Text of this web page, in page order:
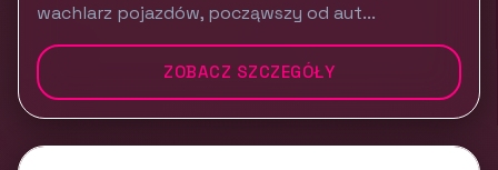
wachlarz pojazdów, począwszy od aut...
ZOBACZ SZCZEGÓŁY